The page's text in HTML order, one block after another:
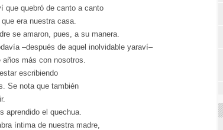
que quebró de canto a canto
era nuestra casa.
se amaron, pues, a su manera.
–después de aquel inolvidable yaraví–
más con nosotros.
escribiendo
Se nota que también
aprendido el quechua.
íntima de nuestra madre,